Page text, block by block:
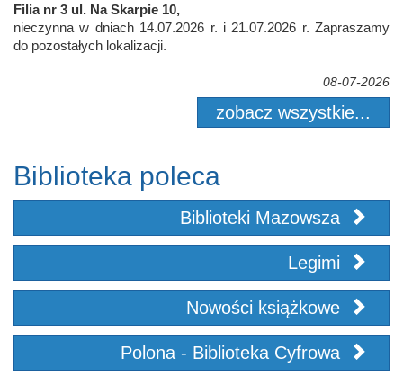
Filia nr 3 ul. Na Skarpie 10,
nieczynna w dniach 14.07.2026 r. i 21.07.2026 r. Zapraszamy
do pozostałych lokalizacji.
08-07-2026
zobacz wszystkie...
Biblioteka poleca
Biblioteki Mazowsza
Legimi
Nowości książkowe
Polona - Biblioteka Cyfrowa